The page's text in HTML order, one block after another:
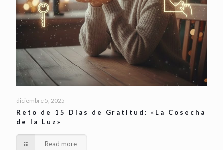
diciembre 5, 2025
Reto de 15 Días de Gratitud: «La Cosecha
de la Luz»
Read more